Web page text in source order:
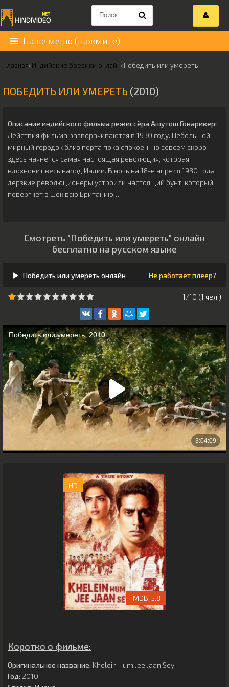
Наше меню (нажмите)
Главная»Индийские боевики онлайн»Победить или умереть
ПОБЕДИТЬ ИЛИ УМЕРЕТЬ (2010)
Описание индийского фильма режиссёра Ашутош Говарикер:
Действия фильма разворачиваются в 1930 году. Небольшой
мирный городок близ порта пока спокоен, но совсем скоро
здесь начнется самая настоящая революция, которая
вдохновит весь народ Индии. В ночь на 18-е апреля 1930 года
дерзкие революционеры устроили настоящий бунт, который
повергнет в шок всю Британию…
Смотреть "Победить или умереть" онлайн
бесплатно на русском языке
Победить или умереть онлайн Не работает плеер?
1/10 (1 чeл.)
HD
5.8
Коротко о фильме:
Оригинальное название: Khelein Hum Jee Jaan Sey
Год: 2010